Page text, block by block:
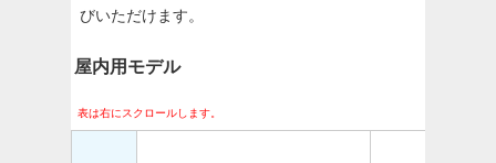
びいただけます。
屋内用モデル
表は右にスクロールします。